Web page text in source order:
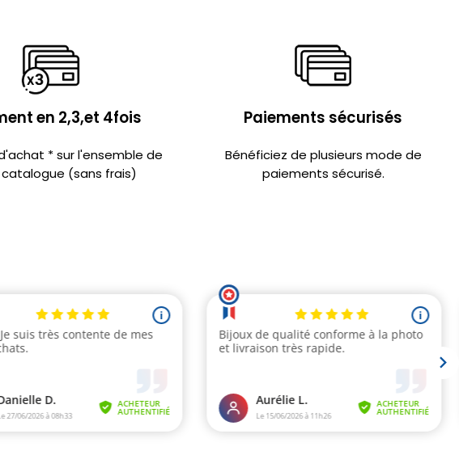
en 2,3,et 4fois
* sur l'ensemble de
(sans frais)
Paiements sécurisés
Bénéficiez de plusieurs mode de
paiements sécurisé.